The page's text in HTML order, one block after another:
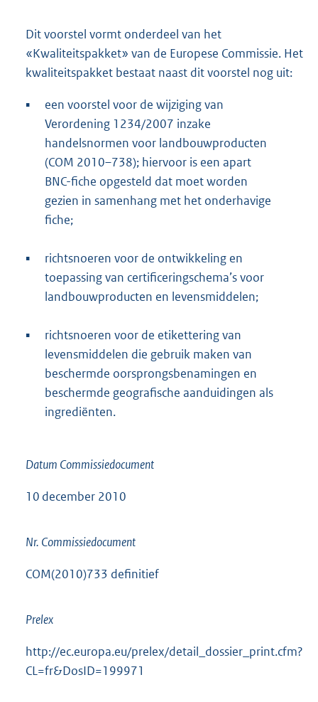
Dit voorstel vormt onderdeel van het
«Kwaliteitspakket» van de Europese Commissie. Het
kwaliteitspakket bestaat naast dit voorstel nog uit:
▪
een voorstel voor de wijziging van
Verordening 1234/2007 inzake
handelsnormen voor landbouwproducten
(COM 2010–738); hiervoor is een apart
BNC-fiche opgesteld dat moet worden
gezien in samenhang met het onderhavige
fiche;
▪
richtsnoeren voor de ontwikkeling en
toepassing van certificeringschema’s voor
landbouwproducten en levensmiddelen;
▪
richtsnoeren voor de etikettering van
levensmiddelen die gebruik maken van
beschermde oorsprongsbenamingen en
beschermde geografische aanduidingen als
ingrediënten.
Datum Commissiedocument
10 december 2010
Nr. Commissiedocument
COM(2010)733 definitief
Prelex
http://ec.europa.eu/prelex/detail_dossier_print.cfm?
CL=fr&DosID=199971